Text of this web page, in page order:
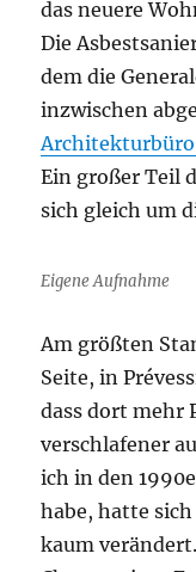
das neuere
Die
dem die
inzwischen
Ein großer Teil
sich gleich um
Eigene Aufnahme
Am größten
Seite, in
dass dort mehr
verschlafener
ich in den
habe, hatte
kaum